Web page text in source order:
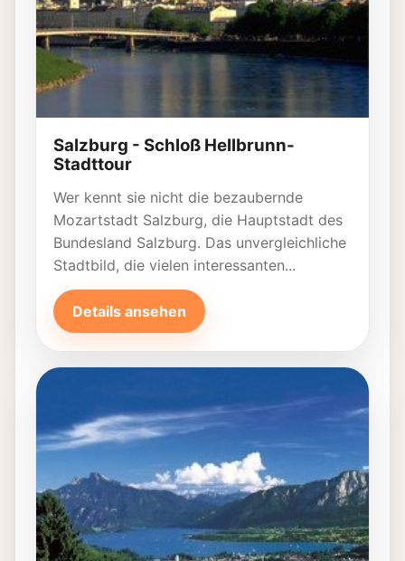
Salzburg - Schloß Hellbrunn-
Stadttour
Wer kennt sie nicht die bezaubernde
Mozartstadt Salzburg, die Hauptstadt des
Bundesland Salzburg. Das unvergleichliche
Stadtbild, die vielen interessanten...
Details ansehen